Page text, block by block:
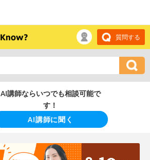
質問する
AI講師ならいつでも相談可能で
す！
AI講師に聞く